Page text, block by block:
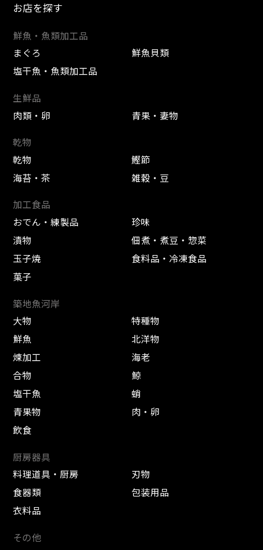
お店を探す
鮮魚・魚類加工品
まぐろ
鮮魚貝類
塩干魚・魚類加工品
生鮮品
肉類・卵
青果・妻物
乾物
乾物
鰹節
海苔・茶
雑穀・豆
加工食品
おでん・練製品
珍味
漬物
佃煮・煮豆・惣菜
玉子焼
食料品・冷凍食品
菓子
築地魚河岸
大物
特種物
鮮魚
北洋物
煉加工
海老
合物
鯨
塩干魚
蛸
青果物
肉・卵
飲食
厨房器具
料理道具・厨房
刃物
食器類
包装用品
衣料品
その他